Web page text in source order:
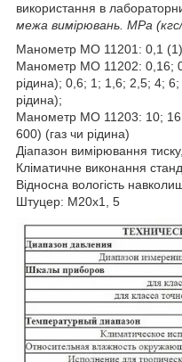
використання в
межа вимірювань. МРа
Манометр МО 11201: 0,1 (1)
Манометр МО 11202: 0,16;
рідина); 0,6; 1; 1,6; 2,5; 4;
рідина);
Манометр МО 11203: 10;
600) (газ чи рідина)
Діапазон вимірювання
Кліматичне виконання
Відносна вологість
Штуцер: М20х1, 5